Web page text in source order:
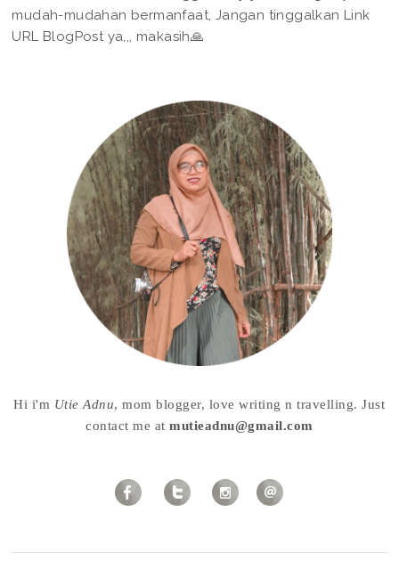
mudah-mudahan bermanfaat, Jangan tinggalkan Link
URL BlogPost ya,,, makasih🙏
Hi i'm Utie Adnu, mom blogger, love writing n travelling. Just
contact me atmutieadnu@gmail.com